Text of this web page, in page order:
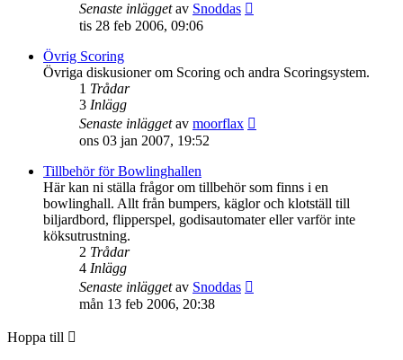
Senaste inläggetav Snoddas
inlägget
tis 28 feb 2006, 09:06
Övrig Scoring
Övriga diskusioner om Scoring och andra Scoringsystem.
1 Trådar
3 Inlägg
Senaste inläggetav moorflax
inlägget
ons 03 jan 2007, 19:52
Tillbehör för Bowlinghallen
Här kan ni ställa frågor om tillbehör som finns i en
bowlinghall. Allt från bumpers, käglor och klotställ till
biljardbord, flipperspel, godisautomater eller varför inte
köksutrustning.
2 Trådar
4 Inlägg
Senaste inläggetav Snoddas
mån 13 feb 2006, 20:38
Hoppa till